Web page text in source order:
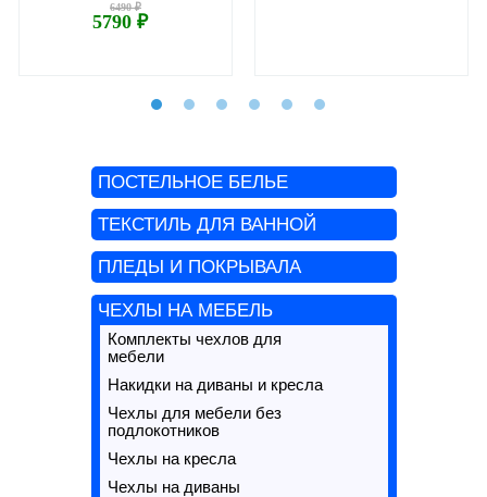
ПОСТЕЛЬНОЕ БЕЛЬЕ
ТЕКСТИЛЬ ДЛЯ ВАННОЙ
ПЛЕДЫ И ПОКРЫВАЛА
ЧЕХЛЫ НА МЕБЕЛЬ
Комплекты чехлов для
мебели
Накидки на диваны и кресла
Чехлы для мебели без
подлокотников
Чехлы на кресла
Чехлы на диваны
6490 ₽
5790 ₽